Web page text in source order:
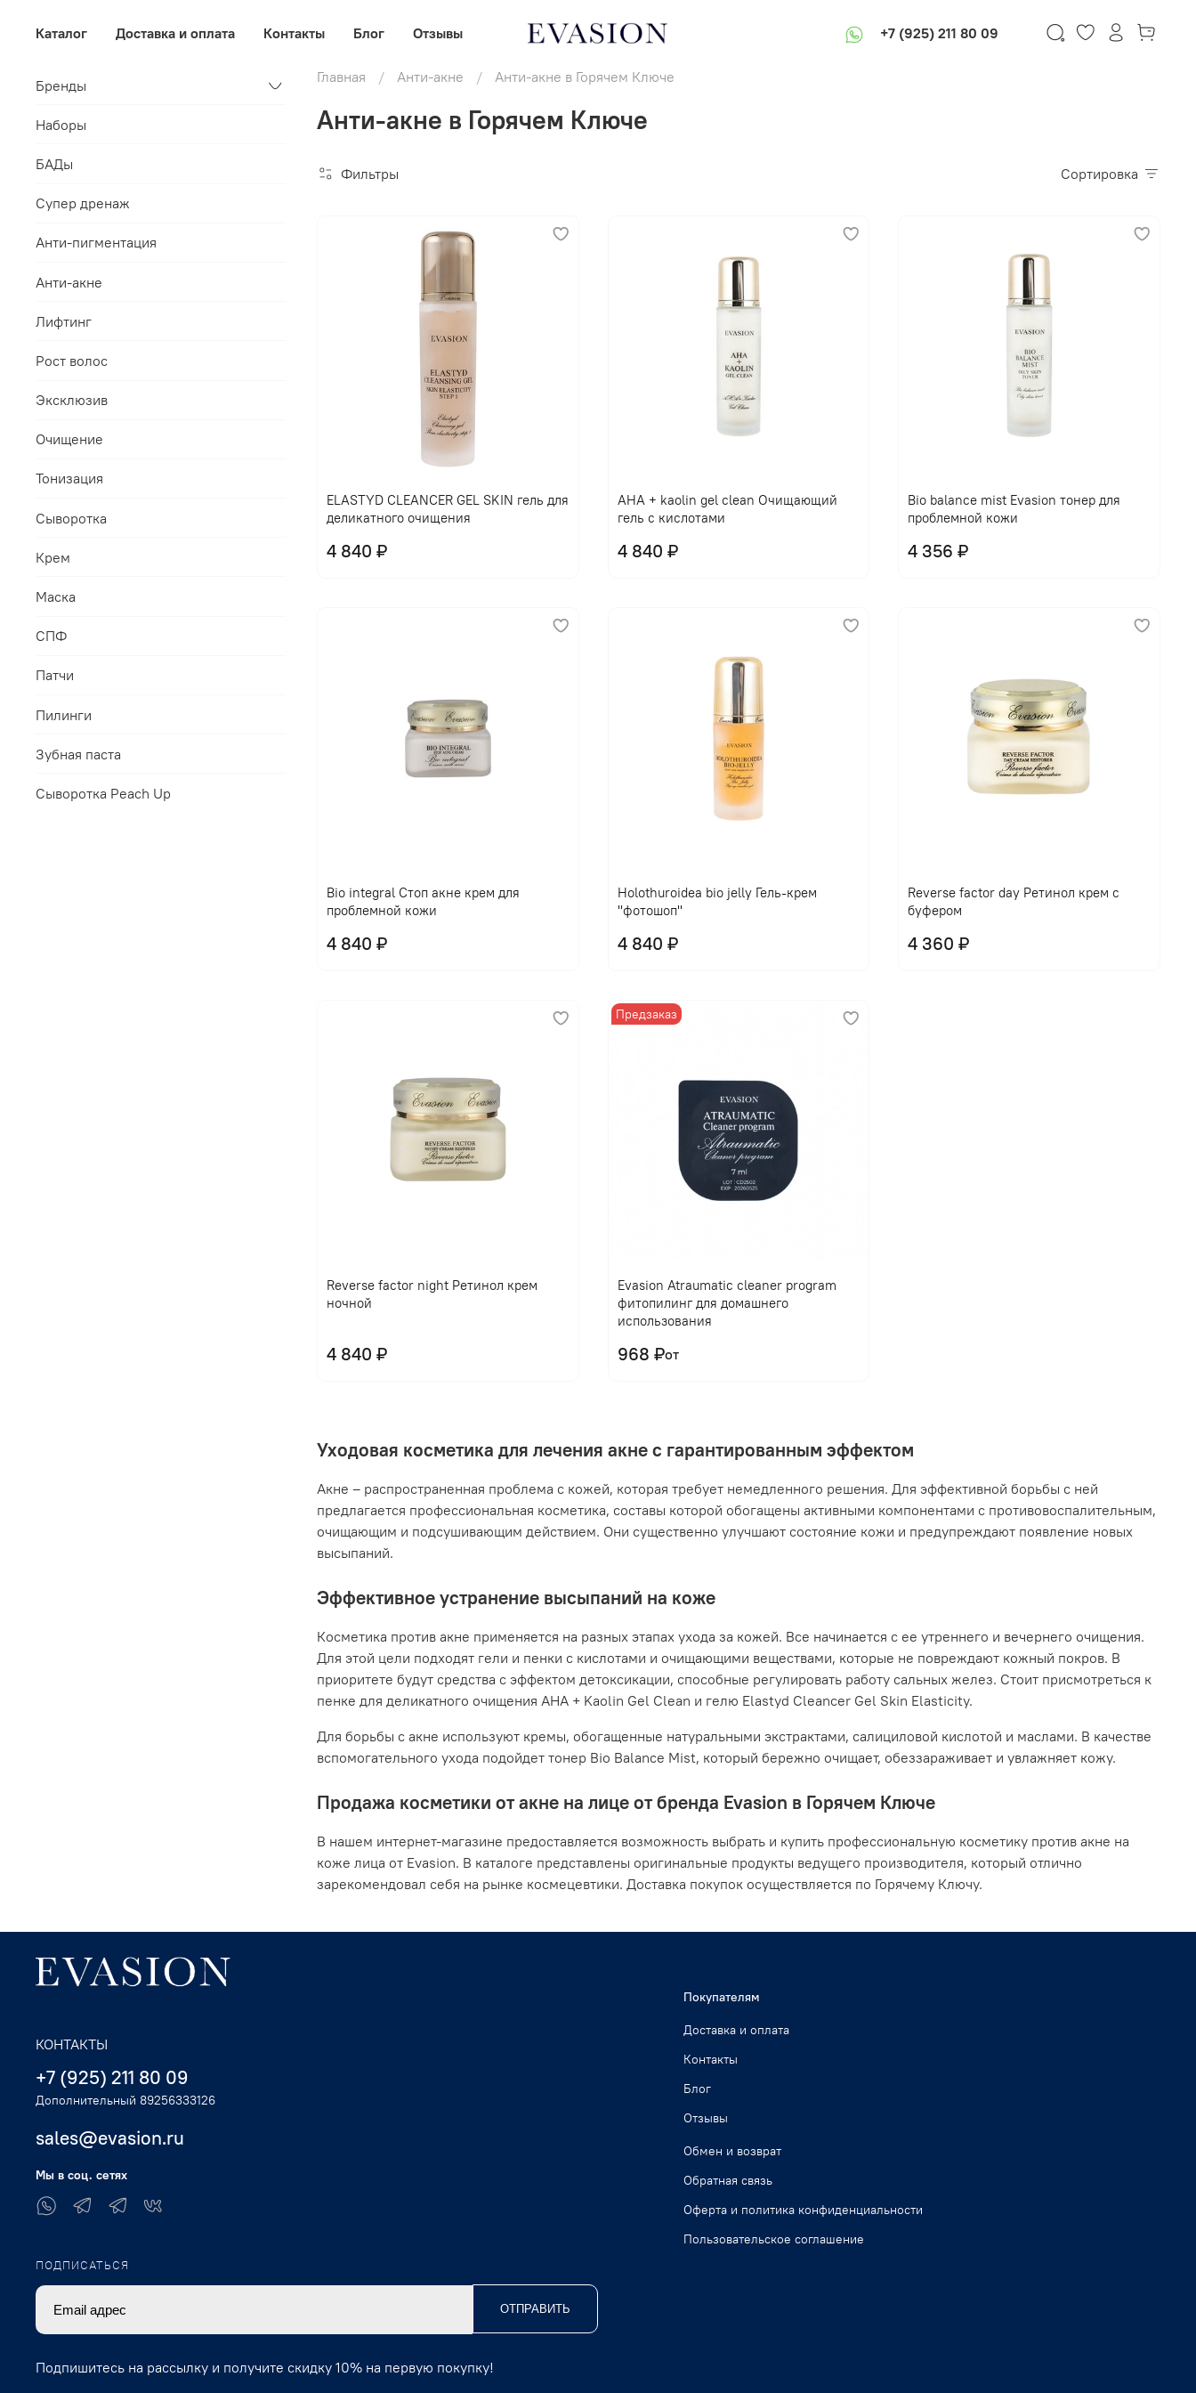
Каталог Доставка и оплата Контакты Блог Отзывы +7 (925) 211 80 09
Главная Анти-акне Анти-акне в Горячем Ключе
Анти-акне в Горячем Ключе
Фильтры Сортировка
ELASTYD CLEANCER GEL SKIN гель для
деликатного очищения
4 840 ₽
В корзину
AHA + kaolin gel clean Очищающий
гель с кислотами
4 840 ₽
Bio balance mist Evasion тонер для
проблемной кожи
4 356 ₽
Bio integral Стоп акне крем для
проблемной кожи
4 840 ₽
Holothuroidea bio jelly Гель-крем
"фотошоп"
4 840 ₽
Reverse factor day Ретинол крем с
буфером
4 360 ₽
Reverse factor night Ретинол крем
ночной
4 840 ₽
Предзаказ
Evasion Atraumatic cleaner program
фитопилинг для домашнего
использования
от
968 ₽
Уходовая косметика для лечения акне с гарантированным эффектом
Акне – распространенная проблема с кожей, которая требует немедленного решения. Для эффективной борьбы с ней
предлагается профессиональная косметика, составы которой обогащены активными компонентами с противовоспалительным,
очищающим и подсушивающим действием. Они существенно улучшают состояние кожи и предупреждают появление новых
высыпаний.
Эффективное устранение высыпаний на коже
Косметика против акне применяется на разных этапах ухода за кожей. Все начинается с ее утреннего и вечернего очищения.
Для этой цели подходят гели и пенки с кислотами и очищающими веществами, которые не повреждают кожный покров. В
приоритете будут средства с эффектом детоксикации, способные регулировать работу сальных желез. Стоит присмотреться к
пенке для деликатного очищения AHA + Kaolin Gel Clean и гелю Elastyd Cleancer Gel Skin Elasticity.
Для борьбы с акне используют кремы, обогащенные натуральными экстрактами, салициловой кислотой и маслами. В качестве
вспомогательного ухода подойдет тонер Bio Balance Mist, который бережно очищает, обеззараживает и увлажняет кожу.
Продажа косметики от акне на лице от бренда Evasion в Горячем Ключе
В нашем интернет-магазине предоставляется возможность выбрать и купить профессиональную косметику против акне на
коже лица от Evasion. В каталоге представлены оригинальные продукты ведущего производителя, который отлично
зарекомендовал себя на рынке космецевтики. Доставка покупок осуществляется по Горячему Ключу.
Бренды
Наборы
БАДы
Супер дренаж
Анти-пигментация
Анти-акне
Лифтинг
Рост волос
Эксклюзив
Очищение
Тонизация
Сыворотка
Крем
Маска
СПФ
Патчи
Пилинги
Зубная паста
Сыворотка Peach Up
Покупателям
Доставка и оплата
Контакты
Блог
Отзывы
Обмен и возврат
Обратная связь
Оферта и политика конфиденциальности
Пользовательское соглашение
КОНТАКТЫ
+7 (925) 211 80 09
Дополнительный 89256333126
sales@evasion.ru
Мы в соц. сетях
ПОДПИСАТЬСЯ
ОТПРАВИТЬ
Подпишитесь на рассылку и получите скидку 10% на первую покупку!